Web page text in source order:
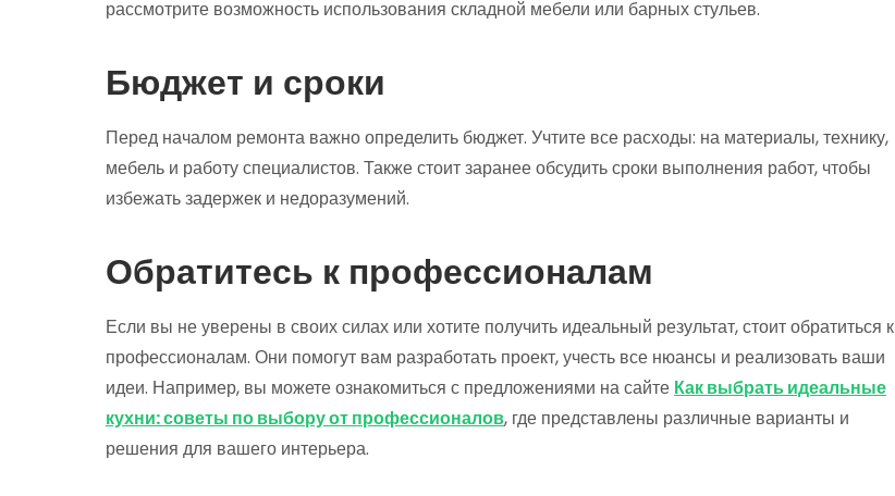
рассмотрите возможность использования складной мебели или барных стульев.
Бюджет и сроки
Перед началом ремонта важно определить бюджет. Учтите все расходы: на материалы, технику,
мебель и работу специалистов. Также стоит заранее обсудить сроки выполнения работ, чтобы
избежать задержек и недоразумений.
Обратитесь к профессионалам
Если вы не уверены в своих силах или хотите получить идеальный результат, стоит обратиться к
профессионалам. Они помогут вам разработать проект, учесть все нюансы и реализовать ваши
идеи. Например, вы можете ознакомиться с предложениями на сайте Как выбрать идеальные
кухни: советы по выбору от профессионалов, где представлены различные варианты и
решения для вашего интерьера.